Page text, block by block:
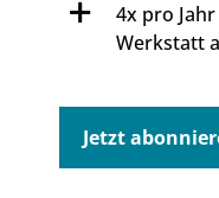
4x pro
Werkstatt
Jetzt